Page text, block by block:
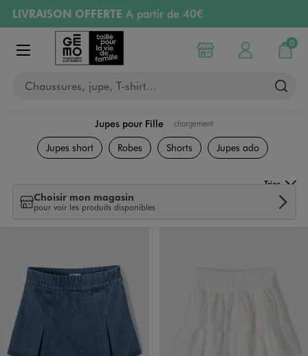
Aller au contenu principal
Aller à la navigation
LIVRAISON OFFERTE A partir de 40€
RETRAIT ET LIVRAISON OFFERTE
en magasin
PAYEZ EN 3x SANS FRAIS
Retours OFFERTS
pendant 30 jours
Afficher le menu
Chaussures, jupe, T-shirt…
Choisir mon magasin
Mon compte
0
Mon
Jupes pour Fille chargement
Vêtements
Jupes short Robes Shorts Jupes ado
Choisir mon magasin
pour voir les produits disponibles
Trier